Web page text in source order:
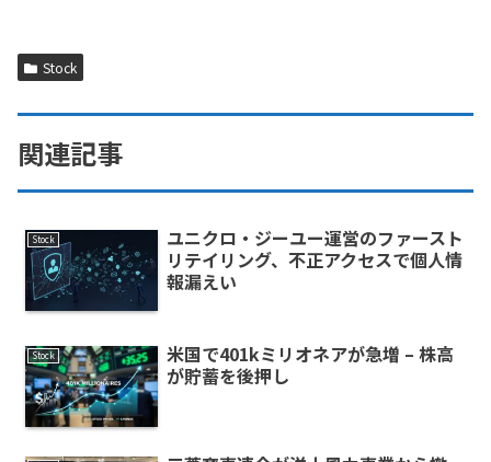
Stock
関連記事
Stock
ユニクロ・ジーユー運営のファースト
リテイリング、不正アクセスで個人情
報漏えい
Stock
米国で401kミリオネアが急増 – 株高
が貯蓄を後押し